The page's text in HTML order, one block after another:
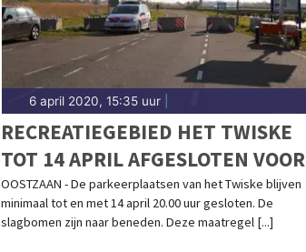
6 april 2020, 15:35 uur|
RECREATIEGEBIED HET TWISKE
TOT 14 APRIL AFGESLOTEN VOOR
AUTOVERKEER
OOSTZAAN - De parkeerplaatsen van het Twiske blijven
minimaal tot en met 14 april 20.00 uur gesloten. De
slagbomen zijn naar beneden. Deze maatregel [...]